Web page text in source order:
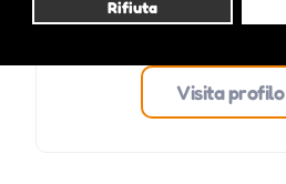
Rifiuta
Visita profilo